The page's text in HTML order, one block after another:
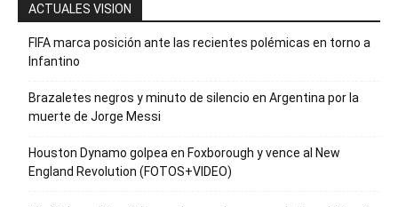
ACTUALES VISION
FIFA marca posición ante las recientes polémicas en torno a
Infantino
Brazaletes negros y minuto de silencio en Argentina por la
muerte de Jorge Messi
Houston Dynamo golpea en Foxborough y vence al New
England Revolution (FOTOS+VIDEO)